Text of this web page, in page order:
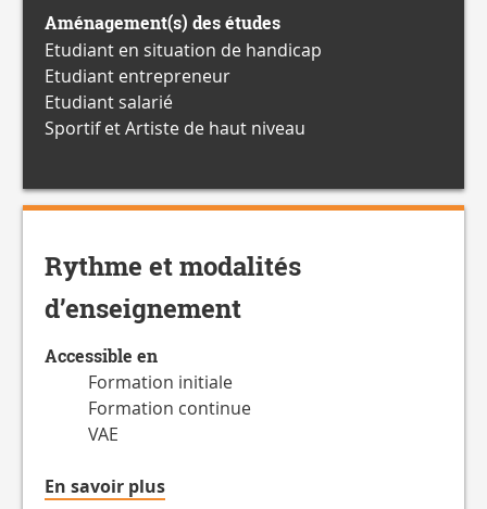
Aménagement(s) des études
Etudiant en situation de handicap
Etudiant entrepreneur
Etudiant salarié
Sportif et Artiste de haut niveau
Rythme et modalités
d’enseignement
Accessible en
Formation initiale
Formation continue
VAE
En savoir plusà